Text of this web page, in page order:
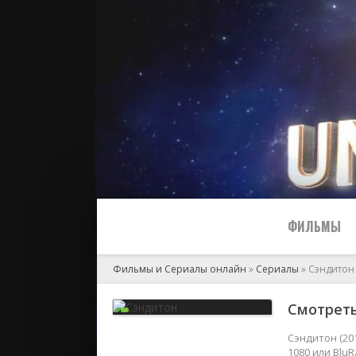
ФИЛЬМЫ
2024
Фильмы и Сериалы онлайн » Сериалы » Сэндитон
Сэндитон
1080 или